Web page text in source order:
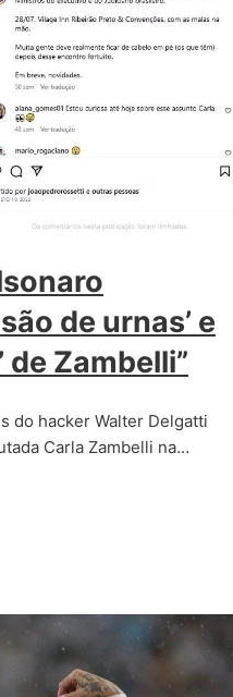
de urnas’ e
de Zambelli”
do hacker Walter Delgatti
Carla Zambelli na…